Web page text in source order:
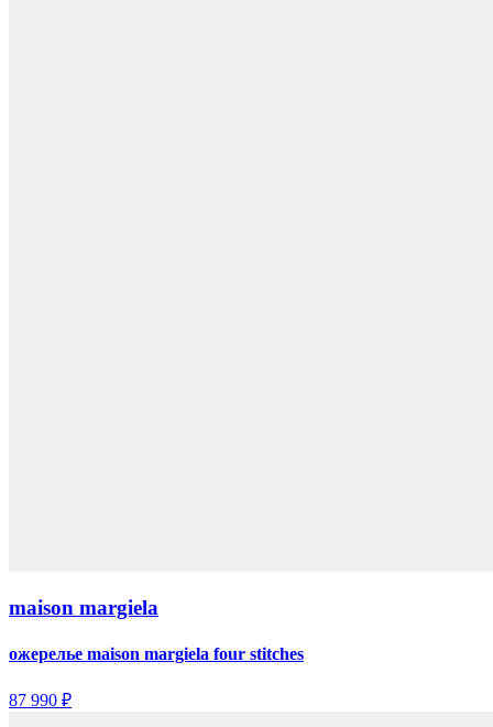
maison margiela
ожерелье maison margiela four stitches
87 990 ₽